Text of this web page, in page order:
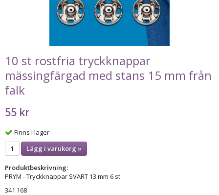
10 st rostfria tryckknappar
mässingfärgad med stans 15 mm från
falk
55 kr
Finns i lager
Lägg i varukorg »
Produktbeskrivning:
PRYM - Tryckknappar SVART 13 mm 6 st
341 168